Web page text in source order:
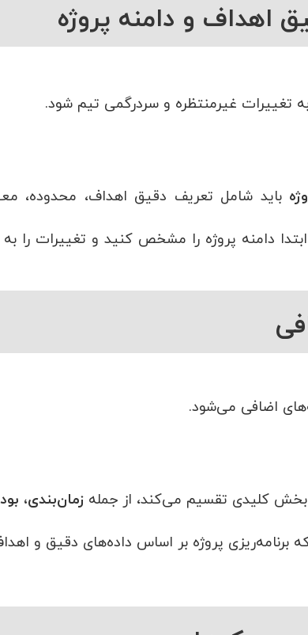
تغییرات غیرمنتظره و سردرگمی تیم شود.
باید شامل تعریف دقیق اهداف، محدوده،
دامنه پروژه را مشخص کنید و تغییرات را
اضافی می‌شود.
زمان‌بندی،
برنامه‌ریزی پروژه بر اساس داده‌های دقیق و